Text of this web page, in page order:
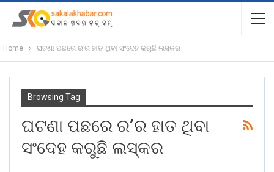
Home ଘଟଣା ପଛରେ ର’ର ହାତ ଥିବା ସଂଦେହ କରୁଛି ଲସ୍କର
Browsing Tag
ଘଟଣା ପଛରେ ର’ର ହାତ ଥିବା
ସଂଦେହ କରୁଛି ଲସ୍କର